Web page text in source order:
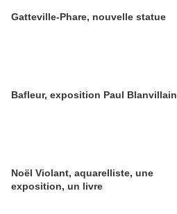
Gatteville-Phare, nouvelle statue
Bafleur, exposition Paul Blanvillain
Noël Violant, aquarelliste, une
exposition, un livre